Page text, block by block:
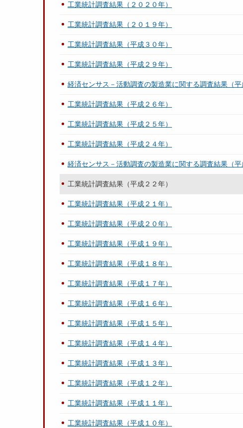
工業統計調査結果（２０２０年）
工業統計調査結果（２０１９年）
工業統計調査結果（平成３０年）
工業統計調査結果（平成２９年）
経済センサス－活動調査の製造業に関する調査結果（平
工業統計調査結果（平成２６年）
工業統計調査結果（平成２５年）
工業統計調査結果（平成２４年）
経済センサス－活動調査の製造業に関する調査結果（平
工業統計調査結果（平成２２年）
工業統計調査結果（平成２１年）
工業統計調査結果（平成２０年）
工業統計調査結果（平成１９年）
工業統計調査結果（平成１８年）
工業統計調査結果（平成１７年）
工業統計調査結果（平成１６年）
工業統計調査結果（平成１５年）
工業統計調査結果（平成１４年）
工業統計調査結果（平成１３年）
工業統計調査結果（平成１２年）
工業統計調査結果（平成１１年）
工業統計調査結果（平成１０年）